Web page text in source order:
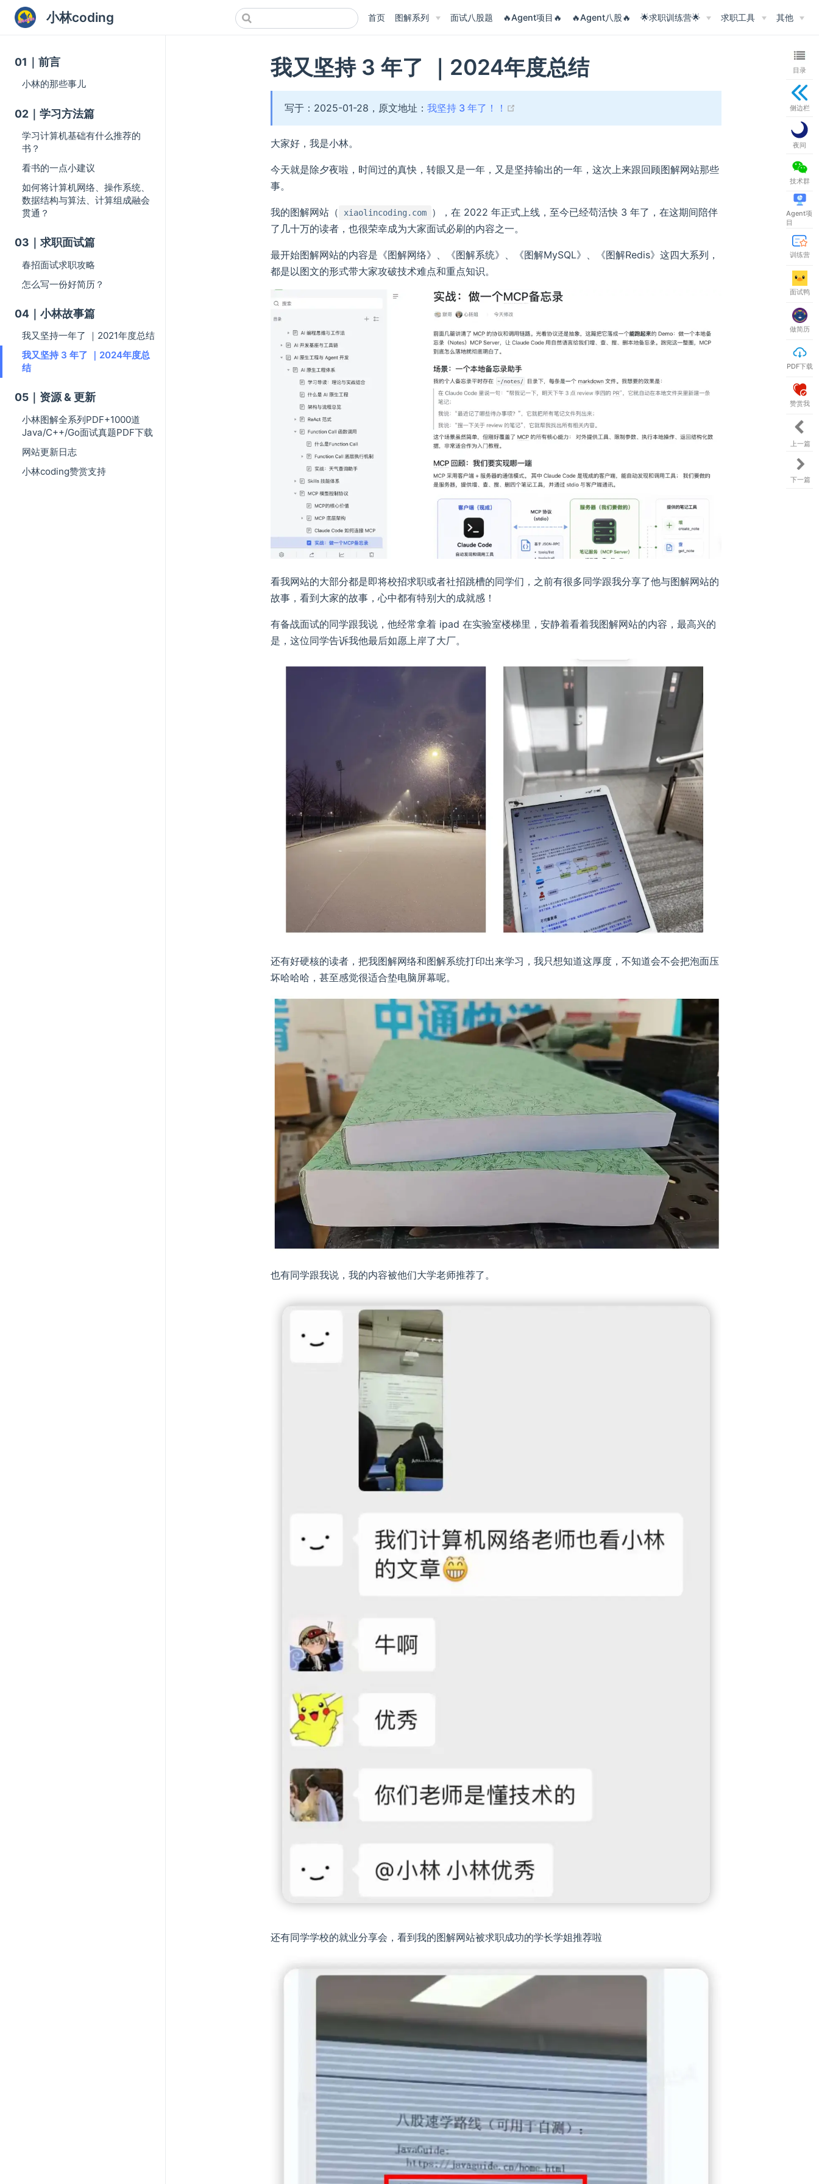
小林coding 首页 图解系列 面试八股题 🔥Agent项目🔥 🔥Agent八股🔥 🌟求职训练营🌟 求职工具 其他
01｜前言
小林的那些事儿
02｜学习方法篇
学习计算机基础有什么推荐的
书？
看书的一点小建议
如何将计算机网络、操作系统、
数据结构与算法、计算组成融会
贯通？
03｜求职面试篇
春招面试求职攻略
怎么写一份好简历？
04｜小林故事篇
我又坚持一年了 ｜2021年度总结
我又坚持 3 年了 ｜2024年度总
结
05｜资源 & 更新
小林图解全系列PDF+1000道
Java/C++/Go面试真题PDF下载
网站更新日志
小林coding赞赏支持
我又坚持 3 年了 ｜2024年度总结
写于：2025-01-28，原文地址： 我坚持 3 年了！！
大家好，我是小林。
今天就是除夕夜啦，时间过的真快，转眼又是一年，又是坚持输出的一年，这次上来跟回顾图解网站那些
事。
我的图解网站（ xiaolincoding.com
），在 2022 年正式上线，至今已经苟活快 3 年了，在这期间陪伴
了几十万的读者，也很荣幸成为大家面试必刷的内容之一。
最开始图解网站的内容是《图解网络》、《图解系统》、《图解MySQL》、《图解Redis》这四大系列，
都是以图文的形式带大家攻破技术难点和重点知识。
看我网站的大部分都是即将校招求职或者社招跳槽的同学们，之前有很多同学跟我分享了他与图解网站的
故事，看到大家的故事，心中都有特别大的成就感！
有备战面试的同学跟我说，他经常拿着 ipad 在实验室楼梯里，安静着看着我图解网站的内容，最高兴的
是，这位同学告诉我他最后如愿上岸了大厂。
还有好硬核的读者，把我图解网络和图解系统打印出来学习，我只想知道这厚度，不知道会不会把泡面压
坏哈哈哈，甚至感觉很适合垫电脑屏幕呢。
也有同学跟我说，我的内容被他们大学老师推荐了。
还有同学学校的就业分享会，看到我的图解网站被求职成功的学长学姐推荐啦
目录
侧边栏
夜间
技术群
Agent项
目
训练营
面试鸭
做简历
PDF下载
赞赏我
上一篇
下一篇